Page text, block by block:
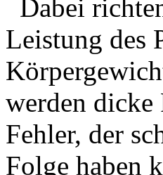
Dabei
Leistung des
werden dicke
Fehler, der
Folge haben